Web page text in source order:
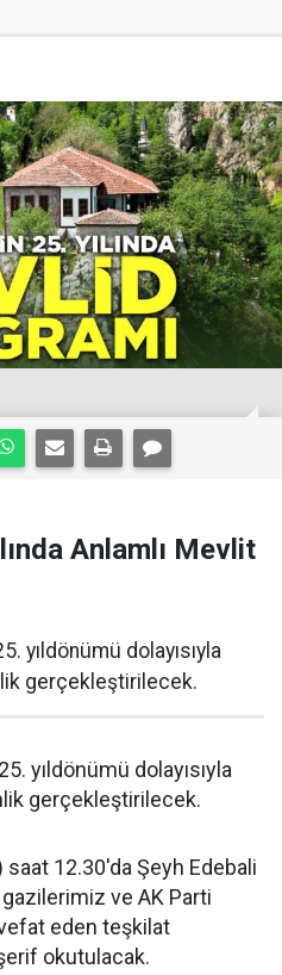
Anlamlı Mevlit
yıldönümü dolayısıyla
gerçekleştirilecek.
yıldönümü dolayısıyla
gerçekleştirilecek.
12.30'da Şeyh Edebali
ve AK Parti
eden teşkilat
okutulacak.